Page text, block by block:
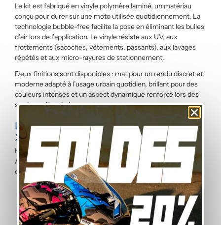
Le kit est fabriqué en vinyle polymère laminé, un matériau
conçu pour durer sur une moto utilisée quotidiennement. La
technologie bubble-free facilite la pose en éliminant les bulles
d’air lors de l’application. Le vinyle résiste aux UV, aux
frottements (sacoches, vêtements, passants), aux lavages
répétés et aux micro-rayures de stationnement.
Deux finitions sont disponibles : mat pour un rendu discret et
moderne adapté à l’usage urbain quotidien, brillant pour des
couleurs intenses et un aspect dynamique renforcé lors des
sorties trail ou événements moto.
Les 8 coloris disponibles pour votre
X-ADV 2021
Huit coloris composent le catalogue actuel pour le Honda X-
ADV 2021. Chaque coloris est proposé en version complète,
couvrant l’ensemble des zones de la carrosserie.
Vert– teinte nature sobre, idéale pour un look
adventure discret
Rose– coloris contrasté et affirmé pour se démarquer
en ville